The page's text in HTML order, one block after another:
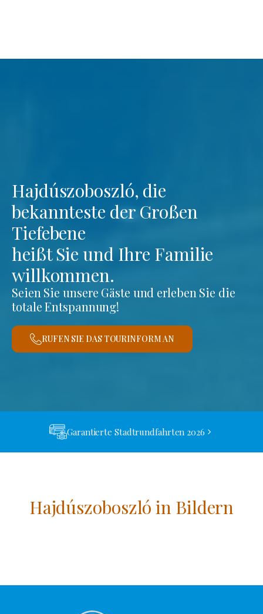
Hajdúszoboszló, die
bekannteste der Großen
Tiefebene
heißt Sie und Ihre Familie
willkommen.
Seien Sie unsere Gäste und erleben Sie die
totale Entspannung!
RUFEN SIE DAS TOURINFORM AN
Garantierte Stadtrundfahrten 2026
Hajdúszoboszló in Bildern